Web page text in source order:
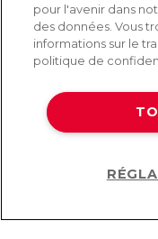
AIDE
Contact
Livraison et expédition
Foire aux questions
Protection des données
©2026 Lovehoney
pour l'avenir dans
des données. Vous
informations sur le
politique de